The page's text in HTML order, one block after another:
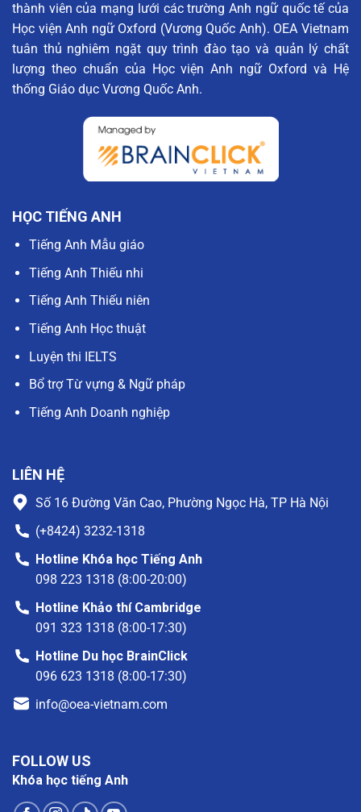
thành viên của mạng lưới các trường Anh ngữ quốc tế của
Học viện Anh ngữ Oxford (Vương Quốc Anh). OEA Vietnam
tuân thủ nghiêm ngặt quy trình đào tạo và quản lý chất
lượng theo chuẩn của Học viện Anh ngữ Oxford và Hệ
thống Giáo dục Vương Quốc Anh.
HỌC TIẾNG ANH
Tiếng Anh Mẫu giáo
Tiếng Anh Thiếu nhi
Tiếng Anh Thiếu niên
Tiếng Anh Học thuật
Luyện thi IELTS
Bổ trợ Từ vựng & Ngữ pháp
Tiếng Anh Doanh nghiệp
LIÊN HỆ
Số 16 Đường Văn Cao, Phường Ngọc Hà, TP Hà Nội
(+8424) 3232-1318
Hotline Khóa học Tiếng Anh
098 223 1318 (8:00-20:00)
Hotline Khảo thí Cambridge
091 323 1318 (8:00-17:30)
Hotline Du học BrainClick
096 623 1318 (8:00-17:30)
info@oea-vietnam.com
FOLLOW US
Khóa học tiếng Anh